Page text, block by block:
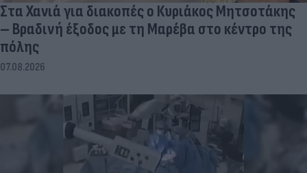
Στα Χανιά για διακοπές ο Κυριάκος Μητσοτάκης
– Βραδινή έξοδος με τη Μαρέβα στο κέντρο της
πόλης
07.08.2026